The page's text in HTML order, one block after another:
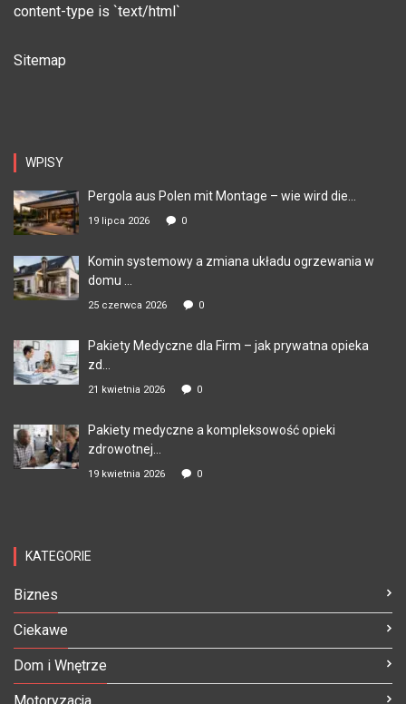
content-type is `text/html`
Sitemap
WPISY
Pergola aus Polen mit Montage – wie wird die...
19 lipca 2026 0
Komin systemowy a zmiana układu ogrzewania w
domu ...
25 czerwca 2026 0
Pakiety Medyczne dla Firm – jak prywatna opieka
zd...
21 kwietnia 2026 0
Pakiety medyczne a kompleksowość opieki
zdrowotnej...
19 kwietnia 2026 0
KATEGORIE
Biznes
Ciekawe
Dom i Wnętrze
Motoryzacja